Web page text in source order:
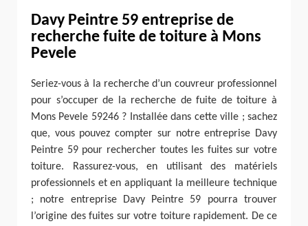
Davy Peintre 59 entreprise de
recherche fuite de toiture à Mons
Pevele
Seriez-vous à la recherche d’un couvreur professionnel
pour s’occuper de la recherche de fuite de toiture à
Mons Pevele 59246 ? Installée dans cette ville ; sachez
que, vous pouvez compter sur notre entreprise Davy
Peintre 59 pour rechercher toutes les fuites sur votre
toiture. Rassurez-vous, en utilisant des matériels
professionnels et en appliquant la meilleure technique
; notre entreprise Davy Peintre 59 pourra trouver
l’origine des fuites sur votre toiture rapidement. De ce